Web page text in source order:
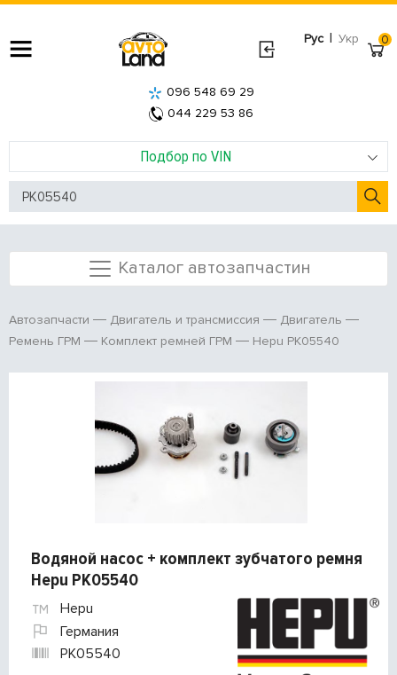
Рус | Укр
Подбор по VIN
096 548 69 29
044 229 53 86
0
Каталог автозапчастин
Автозапчасти Двигатель и трансмиссия
Двигатель
Ремень ГРМ
Комплект ремней ГРМ Hepu PK05540
Водяной насос + комплект зубчатого ремня
Hepu PK05540
Hepu
Германия
PK05540